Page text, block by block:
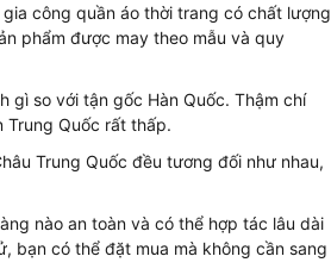
công quần áo thời trang có chất lượng
phẩm được may theo mẫu và quy
gì so với tận gốc Hàn Quốc. Thậm chí
Trung Quốc rất thấp.
Trung Quốc đều tương đối như nhau,
nào an toàn và có thể hợp tác lâu dài
bạn có thể đặt mua mà không cần sang